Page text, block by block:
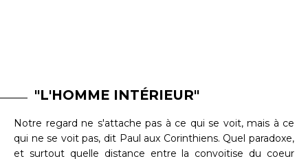
"L'HOMME INTÉRIEUR"
Notre regard ne s'attache pas à ce qui se voit, mais à ce
qui ne se voit pas, dit Paul aux Corinthiens. Quel paradoxe,
et surtout quelle distance entre la convoitise du coeur